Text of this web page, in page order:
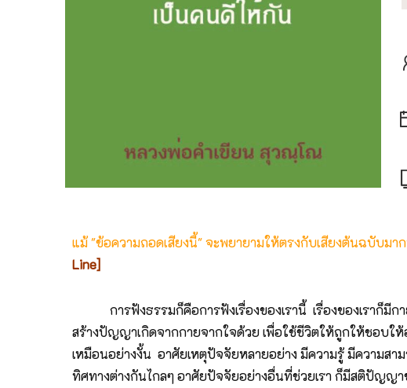
แม้ "ข้อความถอดเสียงนี้" จะพยายามให้ตรงกับเสียงต้นฉบับม
Line]
การฟังธรรมก็คือการฟังเรื่องของเรานี้ เรื่องของเราก็มีก
สร้างปัญญาเกิดจากกายจากใจด้วย เพื่อใช้ชีวิตให้ถูกให้ชอบใ
เหมือนอย่างงั้น อาศัยเหตุปัจจัยหลายอย่าง มีความรู้ มีความสา
ทิศทางต่างกันไกลๆ อาศัยปัจจัยอย่างอื่นที่ช่วยเรา ก็มีสติปัญญา